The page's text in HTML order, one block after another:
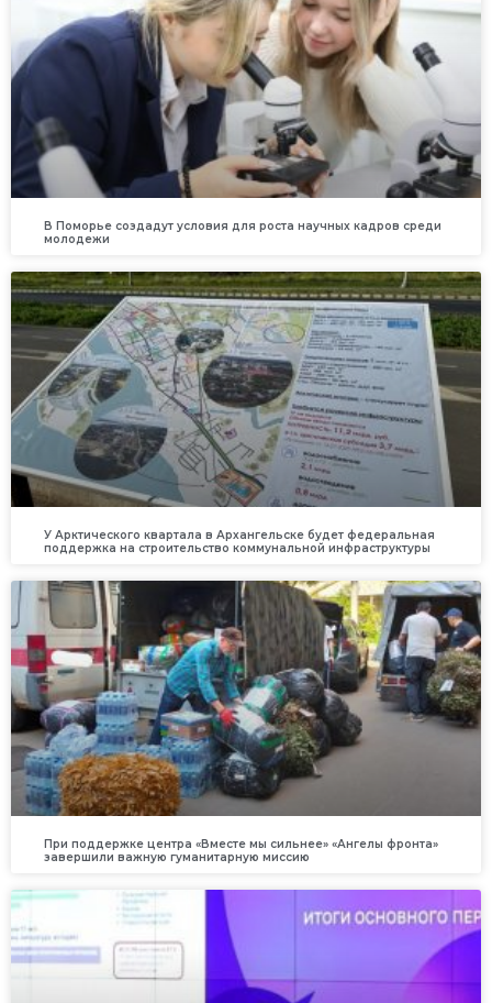
В Поморье создадут условия для роста научных кадров среди
молодежи
У Арктического квартала в Архангельске будет федеральная
поддержка на строительство коммунальной инфраструктуры
При поддержке центра «Вместе мы сильнее» «Ангелы фронта»
завершили важную гуманитарную миссию